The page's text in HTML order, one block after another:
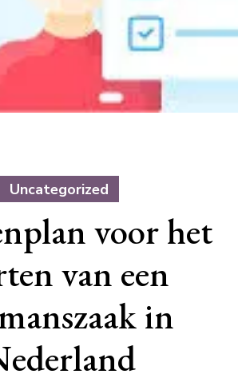
Uncategorized
voor het
van een
in